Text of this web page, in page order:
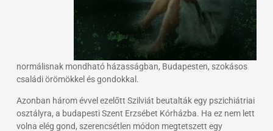
normálisnak mondható házasságban, Budapesten, szokásos
családi örömökkel és gondokkal.
Azonban három évvel ezelőtt Szilviát beutalták egy pszichiátriai
osztályra, a budapesti Szent Erzsébet Kórházba. Ha ez nem lett
volna elég gond, szerencsétlen módon megtetszett egy